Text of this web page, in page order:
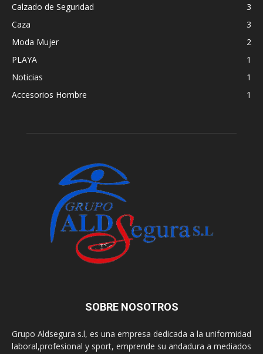
Calzado de Seguridad
3
Caza
3
Moda Mujer
2
PLAYA
1
Noticias
1
Accesorios Hombre
1
SOBRE NOSOTROS
Grupo Aldsegura s.l, es una empresa dedicada a la uniformidad
laboral,profesional y sport, emprende su andadura a mediados